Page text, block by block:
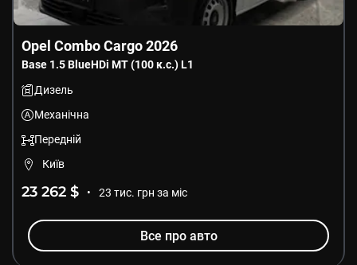
Opel Combo Cargo2026
Base 1.5 BlueHDi МТ (100 к.с.) L1
Дизель
Механічна
Передній
Київ
23 262 $ • 23 тис. грн за міс
Все про авто